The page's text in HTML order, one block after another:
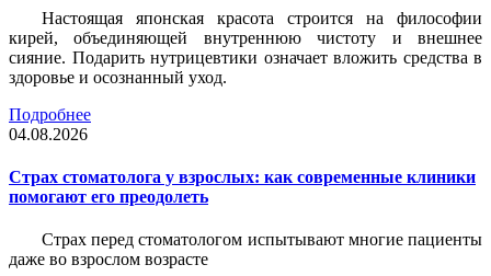
Настоящая японская красота строится на философии
кирей, объединяющей внутреннюю чистоту и внешнее
сияние. Подарить нутрицевтики означает вложить средства в
здоровье и осознанный уход.
Подробнее
04.08.2026
Страх стоматолога у взрослых: как современные клиники
помогают его преодолеть
Страх перед стоматологом испытывают многие пациенты
даже во взрослом возрасте